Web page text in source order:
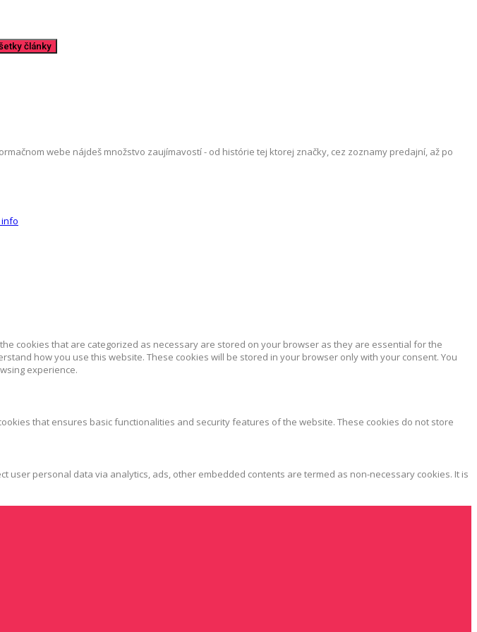
webe nájdeš množstvo zaujímavostí - od histórie tej ktorej značky, cez zoznamy predajní, až po
info
cookies that are categorized as necessary are stored on your browser as they are essential for the
how you use this website. These cookies will be stored in your browser only with your consent. You
experience.
that ensures basic functionalities and security features of the website. These cookies do not store
personal data via analytics, ads, other embedded contents are termed as non-necessary cookies. It is